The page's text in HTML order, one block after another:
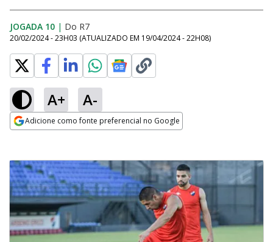
JOGADA 10 | Do R7
20/02/2024 - 23H03 (ATUALIZADO EM 19/04/2024 - 22H08)
A+ A-
Adicione como fonte preferencial no Google